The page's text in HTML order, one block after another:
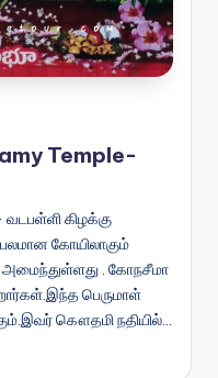
Temple-
கிழக்கு
கோயிலாகும்
. கோநசீமா
பெருமாள்
கௌதமி நதியில்…